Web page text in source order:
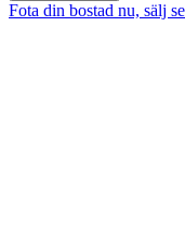
Fota din bostad nu, sälj